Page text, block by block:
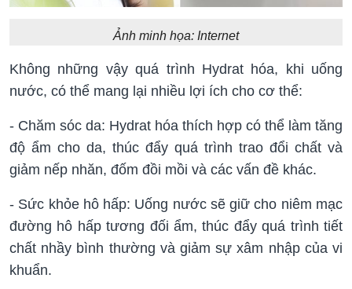
Ảnh minh họa: Internet
Không những vậy quá trình Hydrat hóa, khi uống
nước, có thể mang lại nhiều lợi ích cho cơ thể:
- Chăm sóc da: Hydrat hóa thích hợp có thể làm tăng
độ ẩm cho da, thúc đẩy quá trình trao đổi chất và
giảm nếp nhăn, đốm đồi mồi và các vấn đề khác.
- Sức khỏe hô hấp: Uống nước sẽ giữ cho niêm mạc
đường hô hấp tương đối ẩm, thúc đẩy quá trình tiết
chất nhầy bình thường và giảm sự xâm nhập của vi
khuẩn.